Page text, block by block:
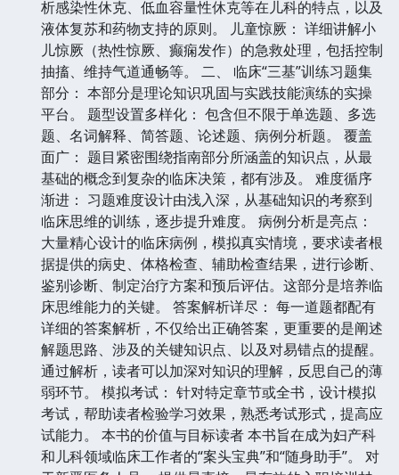
析感染性休克、低血容量性休克等在儿科的特点，以及
液体复苏和药物支持的原则。 儿童惊厥： 详细讲解小
儿惊厥（热性惊厥、癫痫发作）的急救处理，包括控制
抽搐、维持气道通畅等。 二、 临床“三基”训练习题集
部分： 本部分是理论知识巩固与实践技能演练的实操
平台。 题型设置多样化： 包含但不限于单选题、多选
题、名词解释、简答题、论述题、病例分析题。 覆盖
面广： 题目紧密围绕指南部分所涵盖的知识点，从最
基础的概念到复杂的临床决策，都有涉及。 难度循序
渐进： 习题难度设计由浅入深，从基础知识的考察到
临床思维的训练，逐步提升难度。 病例分析是亮点：
大量精心设计的临床病例，模拟真实情境，要求读者根
据提供的病史、体格检查、辅助检查结果，进行诊断、
鉴别诊断、制定治疗方案和预后评估。这部分是培养临
床思维能力的关键。 答案解析详尽： 每一道题都配有
详细的答案解析，不仅给出正确答案，更重要的是阐述
解题思路、涉及的关键知识点、以及对易错点的提醒。
通过解析，读者可以加深对知识的理解，反思自己的薄
弱环节。 模拟考试： 针对特定章节或全书，设计模拟
考试，帮助读者检验学习效果，熟悉考试形式，提高应
试能力。 本书的价值与目标读者 本书旨在成为妇产科
和儿科领域临床工作者的“案头宝典”和“随身助手”。 对